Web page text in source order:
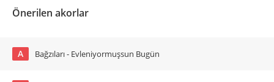
Önerilen akorlar
A Bağzıları - Evleniyormuşsun Bugün